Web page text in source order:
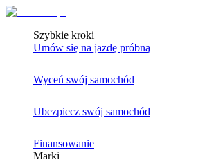
Szybkie kroki
Umów się na jazdę próbną
Wyceń swój samochód
Ubezpiecz swój samochód
Finansowanie
Marki